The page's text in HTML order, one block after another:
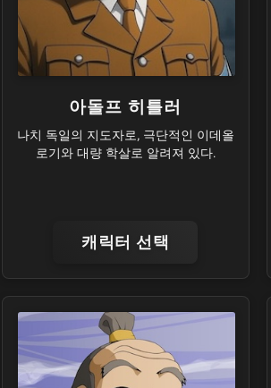
아돌프 히틀러
나치 독일의 지도자로, 극단적인 이데올
로기와 대량 학살로 알려져 있다.
캐릭터 선택